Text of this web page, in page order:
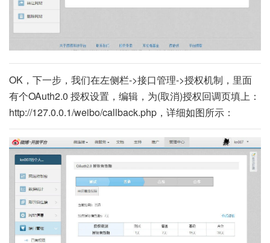
OK，下一步，我们在左侧栏->接口管理->授权机制，里面
有个OAuth2.0 授权设置，编辑，为(取消)授权回调页填上：
http://127.0.0.1/weibo/callback.php，详细如图所示：